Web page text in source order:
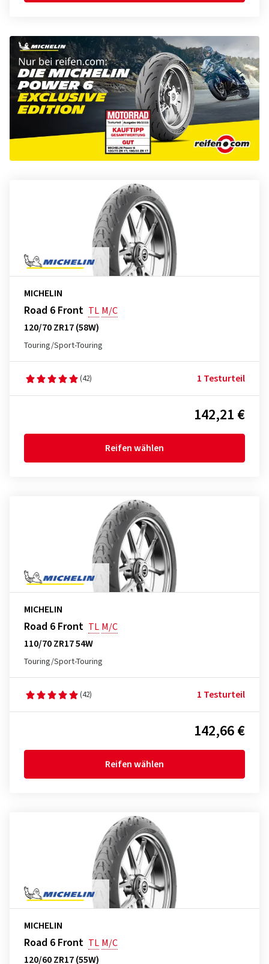
MICHELIN
Road 6 Front TL M/C
120/70 ZR17 (58W)
Touring/Sport-Touring
(42) 1 Testurteil
142,21 €
Reifen wählen
MICHELIN
Road 6 Front TL M/C
110/70 ZR17 54W
Touring/Sport-Touring
(42) 1 Testurteil
142,66 €
Reifen wählen
MICHELIN
Road 6 Front TL M/C
120/60 ZR17 (55W)